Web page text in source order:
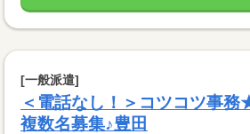
[一般派遣]
＜電話なし！＞コツコツ事
複数名募集♪豊田